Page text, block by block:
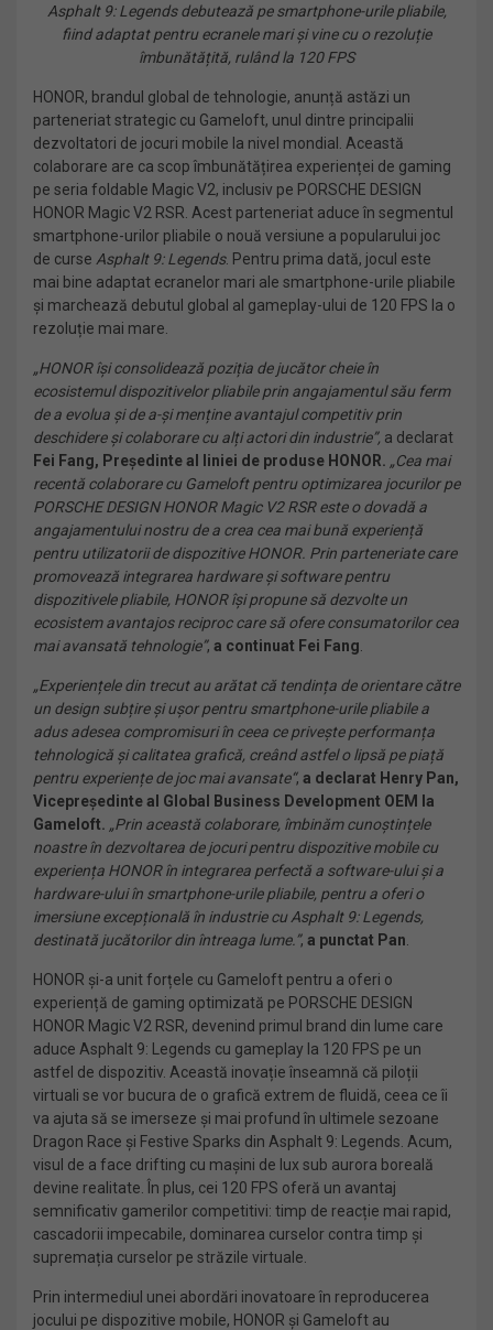
Asphalt 9: Legends debutează pe smartphone-urile pliabile,
fiind adaptat pentru ecranele mari și vine cu o rezoluție
îmbunătățită, rulând la 120 FPS
HONOR, brandul global de tehnologie, anunță astăzi un
parteneriat strategic cu Gameloft, unul dintre principalii
dezvoltatori de jocuri mobile la nivel mondial. Această
colaborare are ca scop îmbunătățirea experienței de gaming
pe seria foldable Magic V2, inclusiv pe PORSCHE DESIGN
HONOR Magic V2 RSR. Acest parteneriat aduce în segmentul
smartphone-urilor pliabile o nouă versiune a popularului joc
de curse Asphalt 9: Legends. Pentru prima dată, jocul este
mai bine adaptat ecranelor mari ale smartphone-urile pliabile
și marchează debutul global al gameplay-ului de 120 FPS la o
rezoluție mai mare.
„HONOR își consolidează poziția de jucător cheie în
ecosistemul dispozitivelor pliabile prin angajamentul său ferm
de a evolua și de a-și menține avantajul competitiv prin
deschidere și colaborare cu alți actori din industrie”, a declarat
Fei Fang, Președinte al liniei de produse HONOR. „Cea mai
recentă colaborare cu Gameloft pentru optimizarea jocurilor pe
PORSCHE DESIGN HONOR Magic V2 RSR este o dovadă a
angajamentului nostru de a crea cea mai bună experiență
pentru utilizatorii de dispozitive HONOR. Prin parteneriate care
promovează integrarea hardware și software pentru
dispozitivele pliabile, HONOR își propune să dezvolte un
ecosistem avantajos reciproc care să ofere consumatorilor cea
mai avansată tehnologie”, a continuat Fei Fang
„Experiențeledin trecut au arătat că tendința de orientare către
un design subțire și ușor pentru smartphone-urile pliabile a
adus adesea compromisuri în ceea ce privește performanța
tehnologică și calitatea grafică, creând astfel o lipsă pe piață
pentru experiențe de joc mai avansate“, a declarat Henry Pan,
Vicepreședinte al Global Business Development OEM la
Gameloft. „Prin această colaborare, îmbinăm cunoștințele
noastre în dezvoltarea de jocuri pentru dispozitive mobile cu
experiența HONOR în integrarea perfectă a software-ului și a
hardware-ului în smartphone-urile pliabile, pentru a oferi o
imersiune excepțională în industrie cu Asphalt 9: Legends,
destinată jucătorilor din întreaga lume.”, a punctat Pan
HONOR și-a unit forțele cu Gameloft pentru a oferi o
experiență de gaming optimizată pe PORSCHE DESIGN
HONOR Magic V2 RSR, devenind primul brand din lume care
aduce Asphalt 9: Legends cu gameplay la 120 FPS pe un
astfel de dispozitiv. Această inovație înseamnă că piloții
virtuali se vor bucura de o grafică extrem de fluidă, ceea ce îi
va ajuta să se imerseze și mai profund în ultimele sezoane
Dragon Race și Festive Sparks din Asphalt 9: Legends. Acum,
visul de a face drifting cu mașini de lux sub aurora boreală
devine realitate. În plus, cei 120 FPS oferă un avantaj
semnificativ gamerilor competitivi: timp de reacție mai rapid,
cascadorii impecabile, dominarea curselor contra timp și
supremația curselor pe străzile virtuale.
Prin intermediul unei abordări inovatoare în reproducerea
jocului pe dispozitive mobile, HONOR și Gameloft au